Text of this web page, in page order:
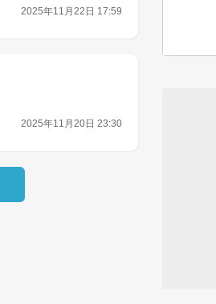
2025年11月22日 17:59
2025年11月20日 23:30